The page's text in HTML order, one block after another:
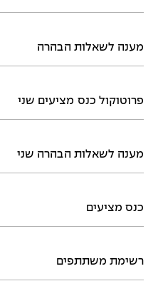
מענה לשאלות הבהרה
פרוטוקול כנס מציעים שני
מענה לשאלות הבהרה שני
כנס מציעים
רשימת משתתפים